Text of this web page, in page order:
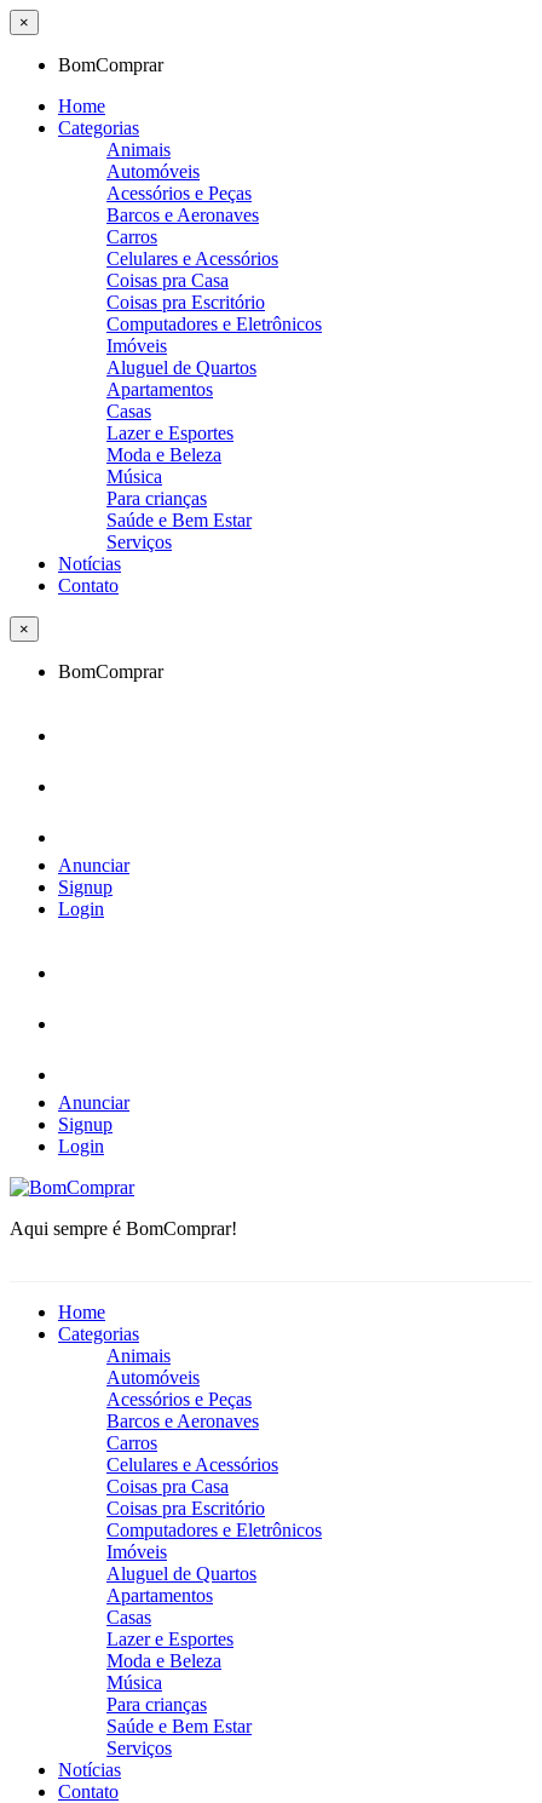
×
BomComprar
Home
Categorias
Animais
Automóveis
Acessórios e Peças
Barcos e Aeronaves
Carros
Celulares e Acessórios
Coisas pra Casa
Coisas pra Escritório
Computadores e Eletrônicos
Imóveis
Aluguel de Quartos
Apartamentos
Casas
Lazer e Esportes
Moda e Beleza
Música
Para crianças
Saúde e Bem Estar
Serviços
Notícias
Contato
×
BomComprar
Anunciar
Signup
Login
Anunciar
Signup
Login
BomComprar
Aqui sempre é BomComprar!
Home
Categorias
Animais
Automóveis
Acessórios e Peças
Barcos e Aeronaves
Carros
Celulares e Acessórios
Coisas pra Casa
Coisas pra Escritório
Computadores e Eletrônicos
Imóveis
Aluguel de Quartos
Apartamentos
Casas
Lazer e Esportes
Moda e Beleza
Música
Para crianças
Saúde e Bem Estar
Serviços
Notícias
Contato